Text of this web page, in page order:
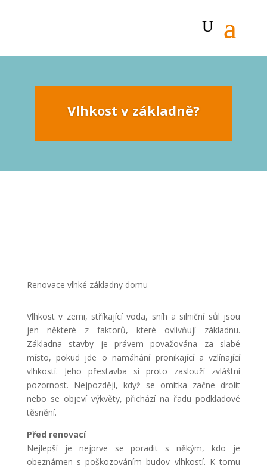
Vlhkost v základně?
Renovace vlhké základny domu
Vlhkost v zemi, stříkající voda, sníh a silniční sůl jsou
jen některé z faktorů, které ovlivňují základnu.
Základna stavby je právem považována za slabé
místo, pokud jde o namáhání pronikající a vzlínající
vlhkostí. Jeho přestavba si proto zaslouží zvláštní
pozornost. Nejpozději, když se omítka začne drolit
nebo se objeví výkvěty, přichází na řadu podkladové
těsnění.
Před renovací
Nejlepší je nejprve se poradit s někým, kdo je
obeznámen s poškozováním budov vlhkostí. K tomu